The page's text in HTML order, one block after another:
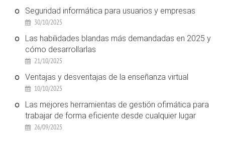
Seguridad informática para usuarios y empresas
30/10/2025
Las habilidades blandas más demandadas en 2025 y
cómo desarrollarlas
21/10/2025
Ventajas y desventajas de la enseñanza virtual
10/10/2025
Las mejores herramientas de gestión ofimática para
trabajar de forma eficiente desde cualquier lugar
26/09/2025